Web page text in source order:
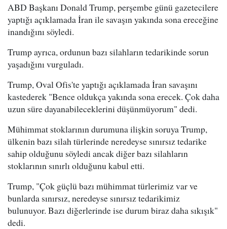
ABD Başkanı Donald Trump, perşembe günü gazetecilere
yaptığı açıklamada İran ile savaşın yakında sona ereceğine
inandığını söyledi.
Trump ayrıca, ordunun bazı silahların tedarikinde sorun
yaşadığını vurguladı.
Trump, Oval Ofis'te yaptığı açıklamada İran savaşını
kastederek "Bence oldukça yakında sona erecek. Çok daha
uzun süre dayanabileceklerini düşünmüyorum" dedi.
Mühimmat stoklarının durumuna ilişkin soruya Trump,
ülkenin bazı silah türlerinde neredeyse sınırsız tedarike
sahip olduğunu söyledi ancak diğer bazı silahların
stoklarının sınırlı olduğunu kabul etti.
Trump, "Çok güçlü bazı mühimmat türlerimiz var ve
bunlarda sınırsız, neredeyse sınırsız tedarikimiz
bulunuyor. Bazı diğerlerinde ise durum biraz daha sıkışık"
dedi.